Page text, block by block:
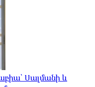
Սալմանի և